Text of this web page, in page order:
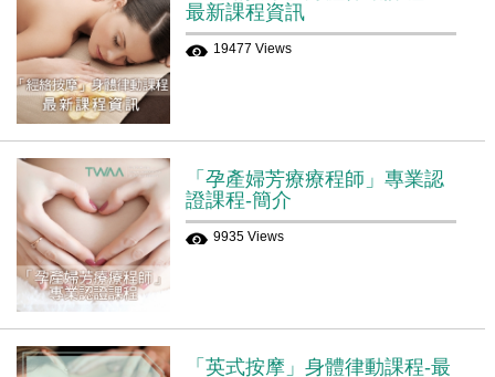
最新課程資訊
19477 Views
「孕產婦芳療療程師」專業認
證課程-簡介
9935 Views
「英式按摩」身體律動課程-最